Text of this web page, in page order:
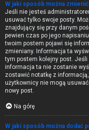
W jaki sposób można
Jeśli nie jesteś
usuwać tylko swoje posty.
znajdujący się przy danym
pewien czas po jego
twoim postem pojawi się
zmieniany. Informacja ta
tym postem kolejny post.
informacja ta nie zostanie
zostawić notatkę z
użytkownicy nie mogą
nowy post.
Na górę
W jaki sposób można dodać